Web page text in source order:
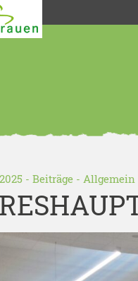
- Beiträge - Allgemein